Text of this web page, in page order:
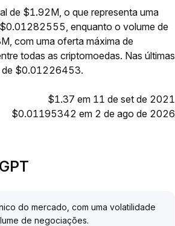
de $1.92M, o que representa uma
enquanto o volume de
com uma oferta máxima de
todas as criptomoedas. Nas últimas
de $0.01226453.
$1.37 em 11 de set de 2021
$0.01195342 em 2 de ago de 2026
do mercado, com uma volatilidade
de negociações.